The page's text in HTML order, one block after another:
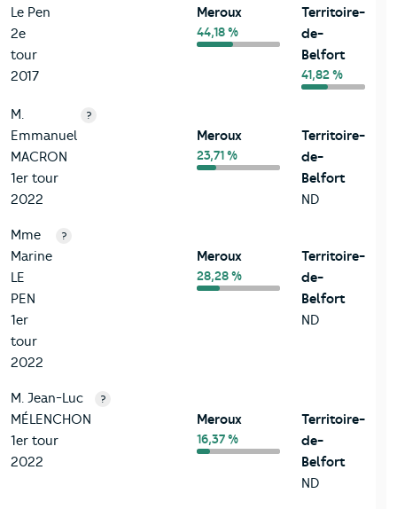
Le Pen
2e
tour
2017
Meroux
44,18 %
Territoire-
de-
Belfort
41,82 %
M.
Emmanuel
MACRON
1er tour
2022
?
Meroux
23,71 %
Territoire-
de-
Belfort
ND
Mme
Marine
LE
PEN
1er
tour
2022
?
Meroux
28,28 %
Territoire-
de-
Belfort
ND
M. Jean-Luc
MÉLENCHON
1er tour
2022
?
Meroux
16,37 %
Territoire-
de-
Belfort
ND